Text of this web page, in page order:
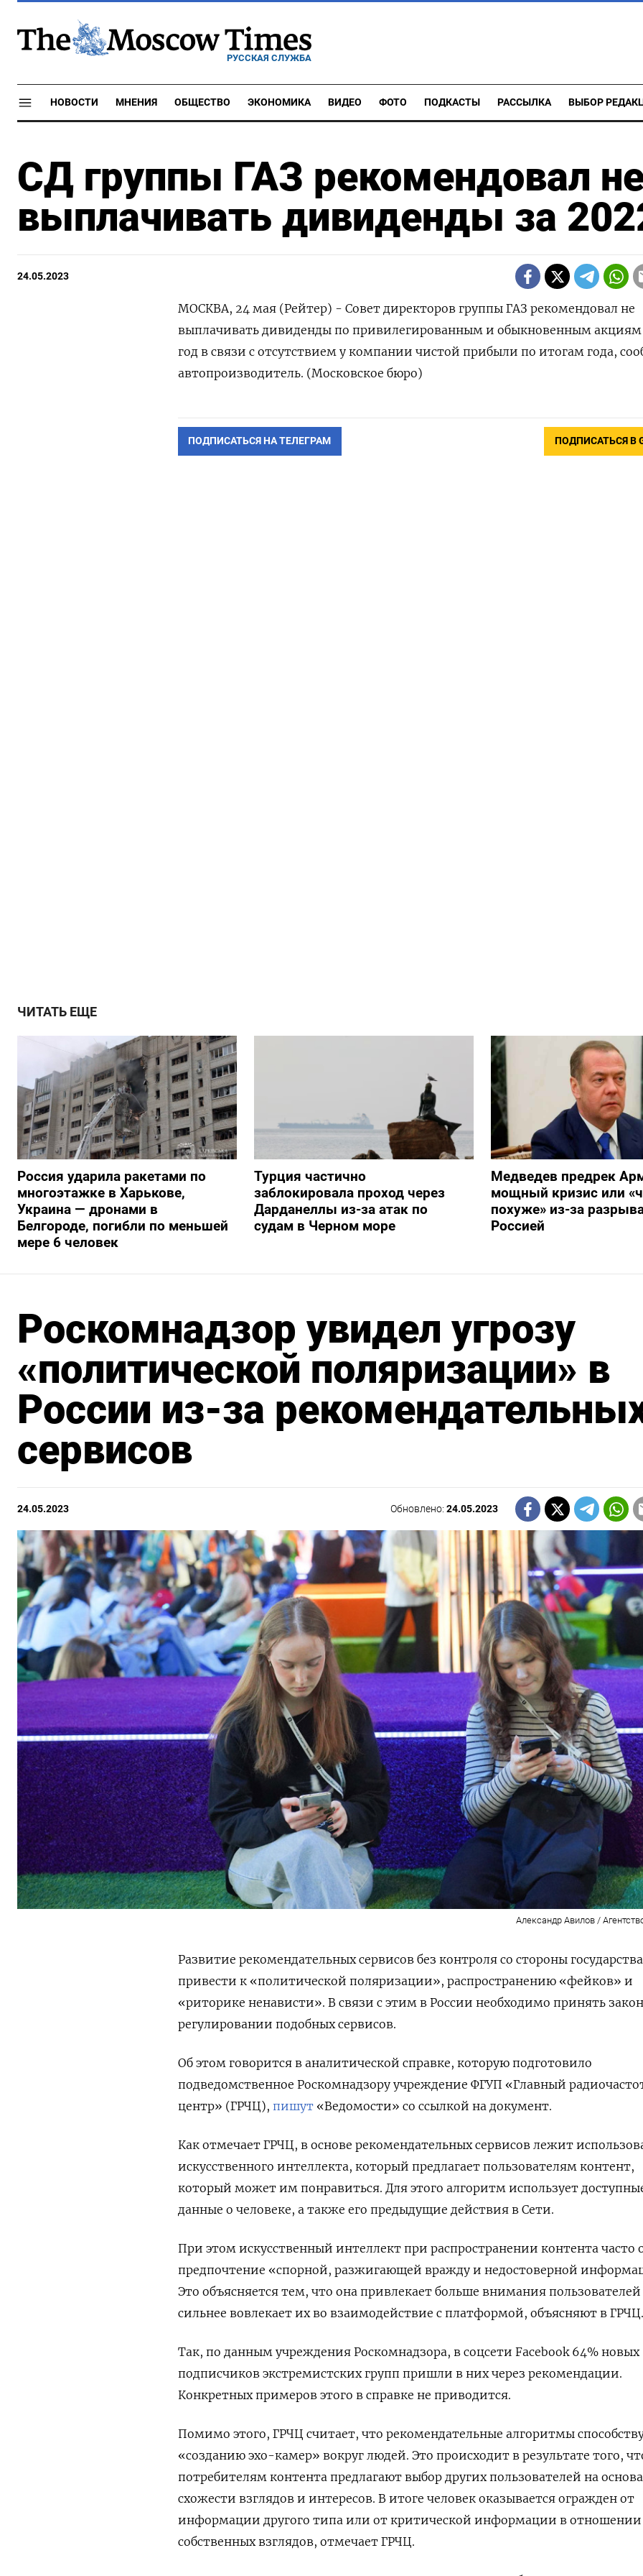
РУССКАЯ СЛУЖБА
НОВОСТИ МНЕНИЯ ОБЩЕСТВО ЭКОНОМИКА ВИДЕО ФОТО ПОДКАСТЫ РАССЫЛКА ВЫБОР
СД группы ГАЗ рекомендовал
выплачивать дивиденды за
24.05.2023
МОСКВА, 24 мая (Рейтер) - Совет директоров группы ГАЗ рекомендовал не
выплачивать дивиденды по привилегированным и обыкновенным акциям
год в связи с отсутствием у компании чистой прибыли по итогам года,
автопроизводитель. (Московское бюро)
ПОДПИСАТЬСЯ НА ТЕЛЕГРАМ ПОДПИСАТЬСЯ В
ЧИТАТЬ ЕЩЕ
Россия ударила ракетами по
многоэтажке в Харькове,
Украина — дронами в
Белгороде, погибли по меньшей
мере 6 человек
Турция частично
заблокировала проход через
Дарданеллы из-за атак по
судам в Черном море
Медведев предрек
мощный кризис или
похуже» из-за
Россией
Роскомнадзор увидел угрозу
«политической поляризации» в
России из-за
сервисов
24.05.2023 Обновлено:24.05.2023
Александр Авилов /
Развитие рекомендательных сервисов без контроля со стороны
привести к «политической поляризации», распространению «фейков» и
«риторике ненависти». В связи с этим в России необходимо принять
регулировании подобных сервисов.
Об этом говорится в аналитической справке, которую подготовило
подведомственное Роскомнадзору учреждение ФГУП «Главный
центр» (ГРЧЦ), пишут «Ведомости» со ссылкой на документ.
Как отмечает ГРЧЦ, в основе рекомендательных сервисов лежит
искусственного интеллекта, который предлагает пользователям контент,
который может им понравиться. Для этого алгоритм использует
данные о человеке, а также его предыдущие действия в Сети.
При этом искусственный интеллект при распространении контента часто
предпочтение «спорной, разжигающей вражду и недостоверной
Это объясняется тем, что она привлекает больше внимания
сильнее вовлекает их во взаимодействие с платформой, объясняют в ГРЧЦ.
Так, по данным учреждения Роскомнадзора, в соцсети Facebook 64% новых
подписчиков экстремистских групп пришли в них через рекомендации.
Конкретных примеров этого в справке не приводится.
Помимо этого, ГРЧЦ считает, что рекомендательные алгоритмы
«созданию эхо-камер» вокруг людей. Это происходит в результате того,
потребителям контента предлагают выбор других пользователей на
схожести взглядов и интересов. В итоге человек оказывается огражден от
информации другого типа или от критической информации в отношении
собственных взглядов, отмечает ГРЧЦ.